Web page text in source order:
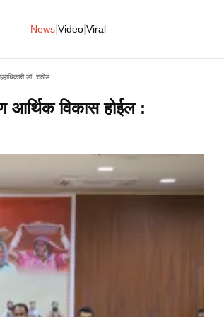
News Video Viral
डॉ. राठोड
आर्थिक विकास होईल :